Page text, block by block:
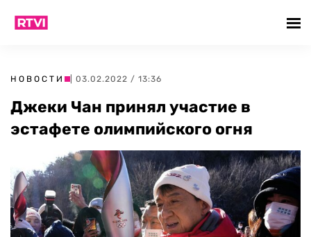
НОВОСТИ | 03.02.2022 / 13:36
Джеки Чан принял участие в
эстафете олимпийского огня